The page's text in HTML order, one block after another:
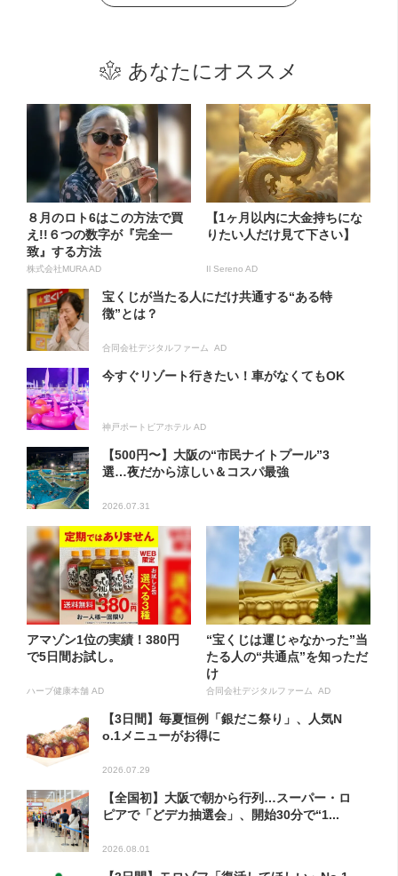
あなたにオススメ
８月のロト6はこの方法で買
え!!６つの数字が『完全一
致』する方法
株式会社MURA AD
【1ヶ月以内に大金持ちにな
りたい人だけ見て下さい】
Il Sereno AD
宝くじが当たる人にだけ共通する“ある特
徴”とは？
合同会社デジタルファーム AD
今すぐリゾート行きたい！車がなくてもOK
神戸ポートピアホテル AD
【500円〜】大阪の“市民ナイトプール”3
選…夜だから涼しい＆コスパ最強
2026.07.31
アマゾン1位の実績！380円
で5日間お試し。
ハーブ健康本舗 AD
“宝くじは運じゃなかった”当
たる人の“共通点”を知っただ
け
合同会社デジタルファーム AD
【3日間】毎夏恒例「銀だこ祭り」、人気N
o.1メニューがお得に
2026.07.29
【全国初】大阪で朝から行列…スーパー・ロ
ピアで「どデカ抽選会」、開始30分で“1...
2026.08.01